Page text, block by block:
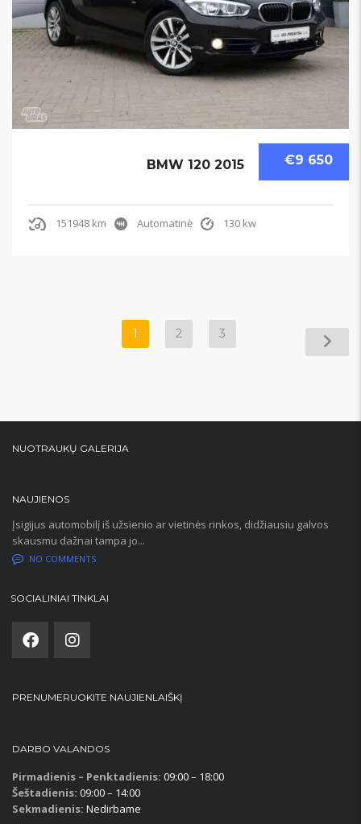
€9 650
BMW 120 2015
151948 km Automatinė 130 kw
1 2 3
NUOTRAUKŲ GALERIJA
NAUJIENOS
Įsigijus automobilį iš užsienio ar vietinės rinkos, didžiausiu galvos
skausmu dažnai tampa jo...
NO COMMENTS
SOCIALINIAI TINKLAI
PRENUMERUOKITE NAUJIENLAIŠKĮ
DARBO VALANDOS
Pirmadienis – Penktadienis: 09:00 – 18:00
Šeštadienis: 09:00 – 14:00
Sekmadienis: Nedirbame